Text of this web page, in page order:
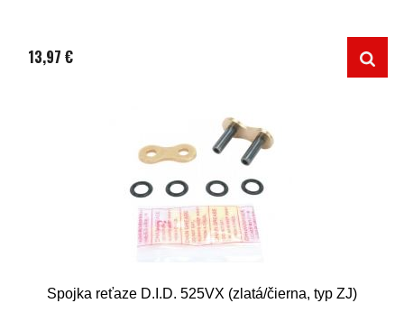
13,97 €
Spojka reťaze D.I.D. 525VX (zlatá/čierna, typ ZJ)